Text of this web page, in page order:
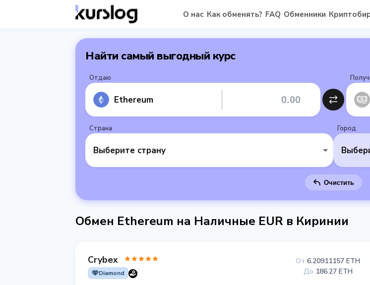
О нас Как обменять? FAQ Обменники
Найти самый выгодный курс
Отдаю
Ethereum
Страна
Выберите страну
Город
Очистить
Обмен Ethereum на Наличные EUR в Киринии
Crybex
Diamond
От 6.20911157 ETH
До 186.27 ETH